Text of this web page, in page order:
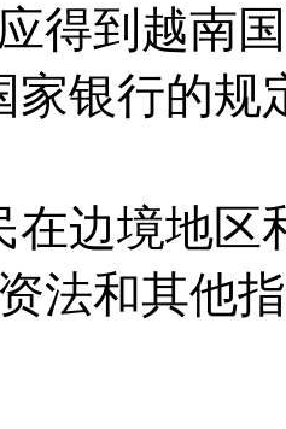
得到越南
家银行的规
在边境地
法和其他